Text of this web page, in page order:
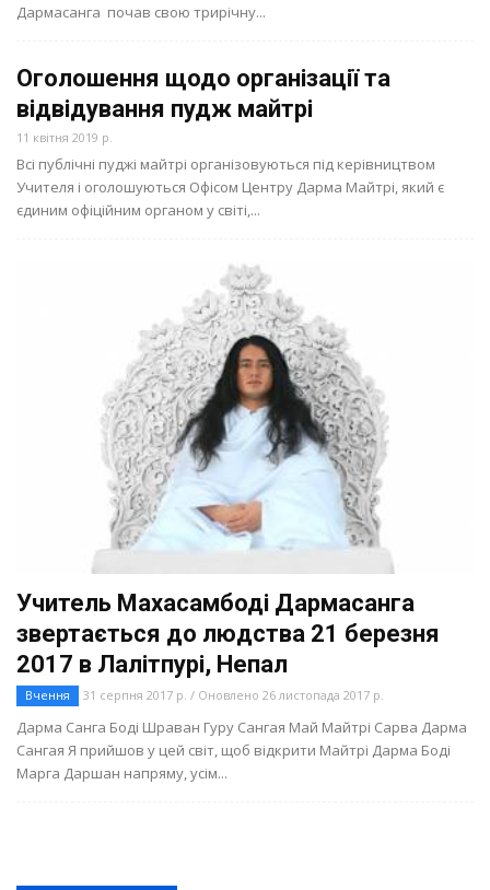
Дармасанга почав свою трирічну...
Оголошення щодо організації та
відвідування пудж майтрі
11 квітня 2019 р.
Всі публічні пуджі майтрі організовуються під керівництвом
Учителя і оголошуються Офісом Центру Дарма Майтрі, який є
єдиним офіційним органом у світі,...
Учитель Махасамбоді Дармасанга
звертається до людства 21 березня
2017 в Лалітпурі, Непал
Вчення 31 серпня 2017 р. / Оновлено 26 листопада 2017 р.
Дарма Санга Боді Шраван Гуру Сангая Май Майтрі Сарва Дарма
Сангая Я прийшов у цей світ, щоб відкрити Майтрі Дарма Боді
Марга Даршан напряму, усім...